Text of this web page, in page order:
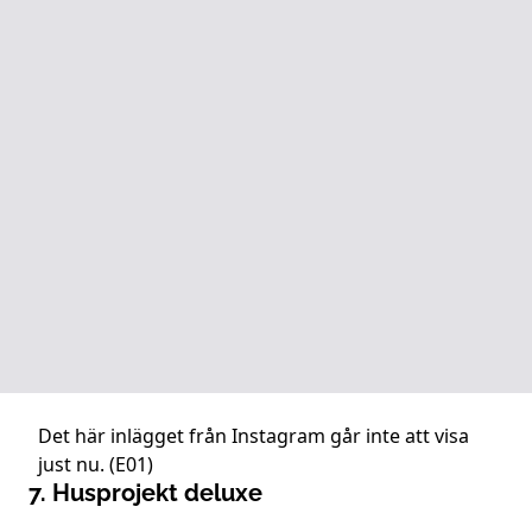
Det här inlägget från Instagram går inte att visa
just nu. (E01)
7. Husprojekt deluxe